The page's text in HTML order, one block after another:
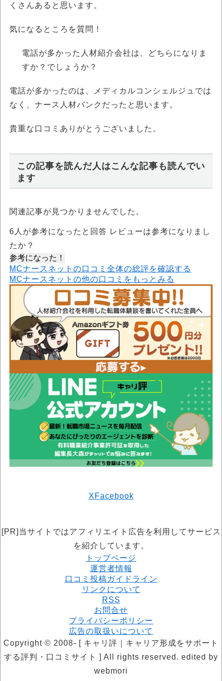
くさんあると思います。
気になるところを質問！
電話が多かった人材紹介会社は、どちらになりま
すか？でしょうか？
電話が多かったのは、メディカルコンシェルジュでは
なく、ナース人材バンクだったと思います。
貴重な口コミありがとうございました。
この記事を読んだ人はこんな記事も読んでい
ます
関連記事が見つかりませんでした。
6 人が参考になったと回答 レビューは参考になりまし
たか？
参考になった！
MCナースネットの口コミ全体の総評を確認する
MCナースネットの他の口コミをもっとみる
X Facebook
[PR]当サイトではアフィリエイト広告を利用してサービス
を紹介しています。
トップページ
運営者情報
口コミ投稿ガイドライン
リンクについて
RSS
お問合せ
プライバシーポリシー
広告の取扱いについて
Copyright © 2008- [ キャリ評｜キャリア形成をサポート
する評判・口コミサイト ] All rights reserved. edited by
webmori